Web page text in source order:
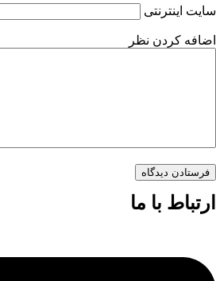
سایت اینترنتی
اضافه کردن نظر
فرستادن دیدگاه
ارتباط با ما